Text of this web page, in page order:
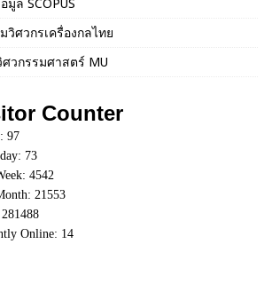
วิศวกรเครื่องกลไทย
วกรรมศาสตร์ MU
Counter
97
73
4542
21553
Online: 14